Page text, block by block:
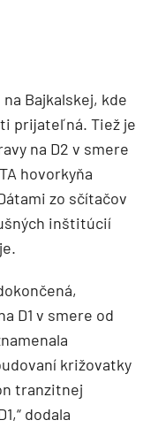
Bajkalskej, kde
prijateľná. Tiež je
na D2 v smere
hovorkyňa
zo sčítačov
inštitúcií
D1 v smere od
križovatky
tranzitnej
dodala